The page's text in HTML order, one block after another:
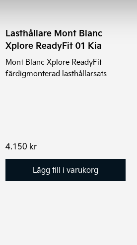
Lasthållare Mont Blanc
Xplore ReadyFit 01 Kia
Mont Blanc Xplore ReadyFit
färdigmonterad lasthållarsats
4.150 kr
Lägg till i varukorg